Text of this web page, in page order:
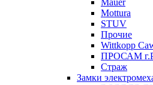
Mauer
Mottura
STUV
Прочие
Wittkopp
ПРОСАМ
Страж
Замки